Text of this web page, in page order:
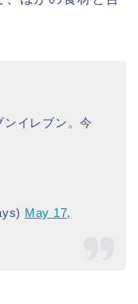
イレブン。今
May 17,